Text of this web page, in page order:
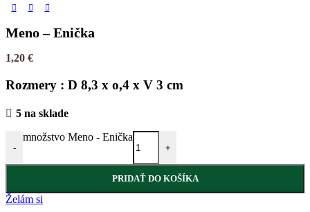
Meno – Enička
1,20 €
Rozmery : D 8,3 x o,4 x V 3 cm
5 na sklade
-
množstvo Meno - Enička
+
PRIDAŤ DO KOŠÍKA
Želám si